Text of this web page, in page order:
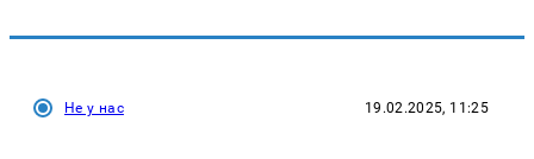
Не у нас 19.02.2025, 11:25